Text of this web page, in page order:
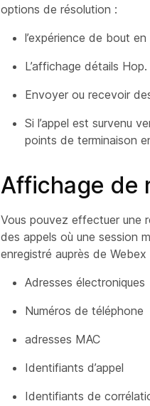
options de résolution :
l’expérience de bout en
L’affichage détails Hop.
Envoyer ou recevoir
Si l’appel est survenu
points de terminaison
Affichage de
Vous pouvez effectuer une
des appels où une session
enregistré auprès de Webex
Adresses électroniques
Numéros de téléphone
adresses MAC
Identifiants d’appel
Identifiants de